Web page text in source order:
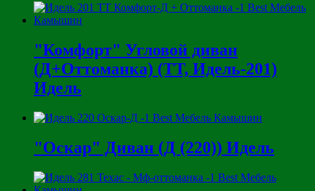
"Комфорт" Угловой диван
(Д+Оттоманка) (ТТ, Идель-201)
Идель
"Оскар" Диван (Д (220)) Идель